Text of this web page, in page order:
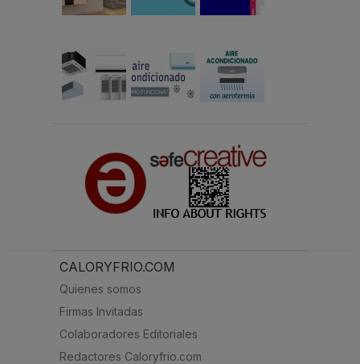
CALORYFRIO.COM
Quienes somos
Firmas Invitadas
Colaboradores Editoriales
Redactores Caloryfrio.com